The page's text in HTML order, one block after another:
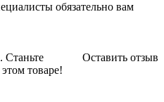
обязательно вам
Оставить отзыв
Станьте
товаре!